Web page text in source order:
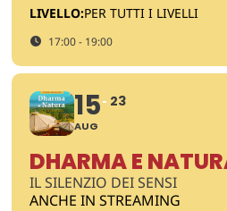
LIVELLO:PER TUTTI I LIVELLI
17:00 - 19:00
15
AUG
23
DHARMA E
IL SILENZIO DEI SENSI
ANCHE IN STREAMING